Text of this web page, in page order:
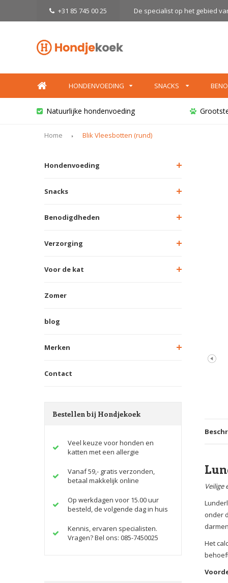
+31 85 745 00 25 De specialist op het gebied
HONDENVOEDING SNACKS
Natuurlijke hondenvoeding
Home Blik Vleesbotten (rund)
Hondenvoeding
Snacks
Benodigdheden
Verzorging
Voor de kat
Zomer
blog
Merken
Contact
Bestellen bij Hondjekoek
Veel keuze voor honden en
katten met een allergie
Vanaf 59,- gratis verzonden,
betaal makkelijk online
Op werkdagen voor 15.00 uur
besteld, de volgende dag in huis
Kennis, ervaren specialisten.
Vragen? Bel ons: 085-7450025
Veilige
onder
Het